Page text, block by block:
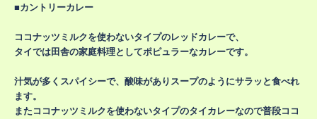
■カントリーカレー
ココナッツミルクを使わないタイプのレッドカレーで、
タイでは田舎の家庭料理としてポピュラーなカレーです。
汁気が多くスパイシーで、酸味がありスープのようにサラッと食べれ
ます。
またココナッツミルクを使わないタイプのタイカレーなので普段ココ